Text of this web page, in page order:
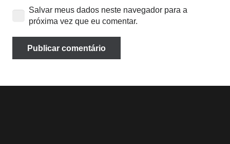
Salvar meus dados neste navegador para a
próxima vez que eu comentar.
Publicar comentário